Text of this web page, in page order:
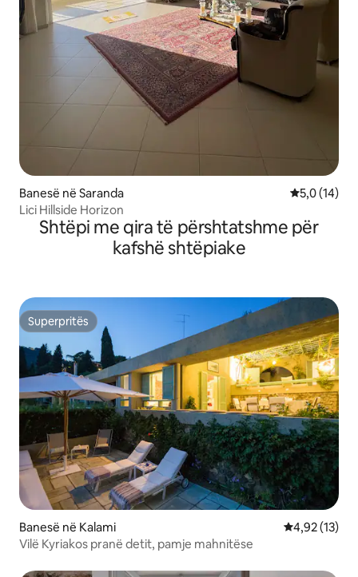
Banesë në Saranda Vlerësimi
5,0 (14)
Lici Hillside Horizon
Shtëpi me qira të përshtatshme për
kafshë shtëpiake
Superpritës
Superpritës
Banesë në Kalami Vlerësimi
4,92 (13)
Vilë Kyriakos pranë detit, pamje mahnitëse